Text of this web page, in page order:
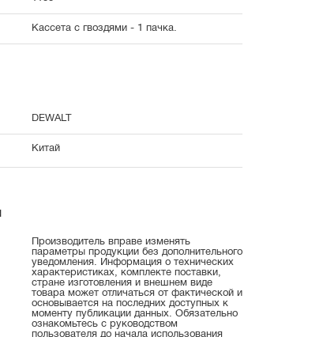
Кассета с гвоздями - 1 пачка.
DEWALT
Китай
Производитель вправе изменять
параметры продукции без дополнительного
уведомления. Информация о технических
характеристиках, комплекте поставки,
стране изготовления и внешнем виде
товара может отличаться от фактической и
основывается на последних доступных к
моменту публикации данных. Обязательно
ознакомьтесь с руководством
пользователя до начала использования